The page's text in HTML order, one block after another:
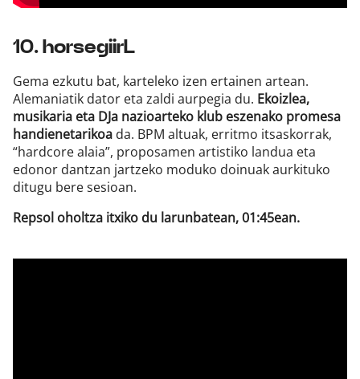
10. horsegiirL
Gema ezkutu bat, karteleko izen ertainen artean.
Alemaniatik dator eta zaldi aurpegia du. Ekoizlea,
musikaria eta DJa nazioarteko klub eszenako promesa
handienetarikoa da. BPM altuak, erritmo itsaskorrak,
“hardcore alaia”, proposamen artistiko landua eta
edonor dantzan jartzeko moduko doinuak aurkituko
ditugu bere sesioan.
Repsol oholtza itxiko du larunbatean, 01:45ean.